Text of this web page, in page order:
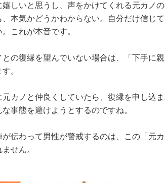
しいと思うし、声をかけてくれる元カノ
、本気かどうかわからない。自分だけ信じ
これが本音です。
との復縁を望んでいない場合は、「下手に
。
元カノと仲良くしていたら、復縁を申し込
事態を避けようとするのですね。
が伝わって男性が警戒するのは、この「元
せん。